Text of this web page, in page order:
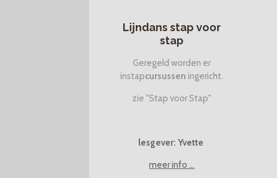
Lijndans stap voor
stap
Geregeld worden er
instapcursussen ingericht.
zie "Stap voor Stap"
lesgever: Yvette
meer info ...